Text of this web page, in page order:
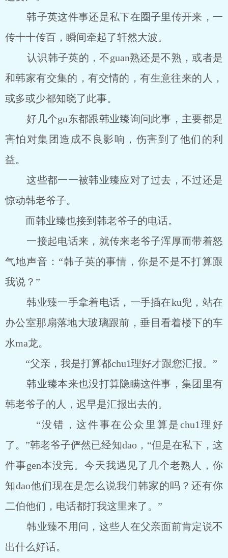
韩子英这件事还是私下在圈子里传开来，一
传十十传百，瞬间牵起了轩然大波。
认识韩子英的，不guan熟还是不熟，或者是
和韩家有交集的，有交情的，有生意往来的人，
或多或少都知晓了此事。
好几个gu东都跟韩业臻询问此事，主要都是
害怕对集团造成不良影响，伤害到了他们的利
益。
这些都一一被韩业臻应对了过去，不过还是
惊动韩老爷子。
而韩业臻也接到韩老爷子的电话。
一接起电话来，就传来老爷子浑厚而带着怒
气地声音：“韩子英的事情，你是不是不打算跟
我说？”
韩业臻一手拿着电话，一手插在ku兜，站在
办公室那扇落地大玻璃跟前，垂目看着楼下的车
水ma龙。
“父亲，我是打算都chu1理好才跟您汇报。”
韩业臻本来也没打算隐瞒这件事，集团里有
韩老爷子的人，迟早是汇报出去的。
“没错，这件事在公众里算是chu1理好
了。”韩老爷子俨然已经知dao，“但是在私下，这
件事gen本没完。今天我遇见了几个老熟人，你
知dao他们现在是怎么说我们韩家的吗？还有你
二伯他们，电话都打我这里来了。”
韩业臻不用问，这些人在父亲面前肯定说不
出什么好话。